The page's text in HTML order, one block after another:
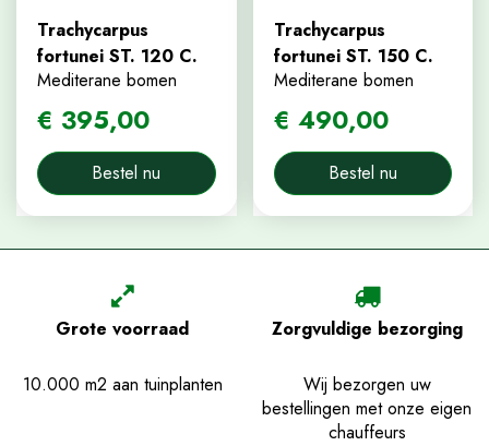
Trachycarpus
fortunei ST. 120 C.
Mediterane bomen
€ 395,00
Bestel nu
Trachycarpus
fortunei ST. 150 C.
Mediterane bomen
€ 490,00
Bestel nu
Grote voorraad
10.000 m2 aan tuinplanten
Zorgvuldige bezorging
Wij bezorgen uw
bestellingen met onze eigen
chauffeurs